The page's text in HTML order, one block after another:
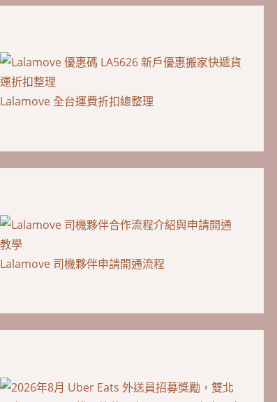
Lalamove 全台運費折扣總整理
Lalamove 司機夥伴申請開通流程